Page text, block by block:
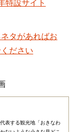
表する観光地「おきなわ